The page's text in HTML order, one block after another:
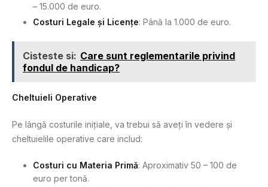
– 15.000 de euro.
Costuri Legale și Licențe: Până la 1.000 de euro.
Cisteste si: Care sunt reglementarile privind
fondul de handicap?
Cheltuieli Operative
Pe lângă costurile inițiale, va trebui să aveți în vedere și
cheltuielile operative care includ:
Costuri cu Materia Primă: Aproximativ 50 – 100 de
euro per tonă.